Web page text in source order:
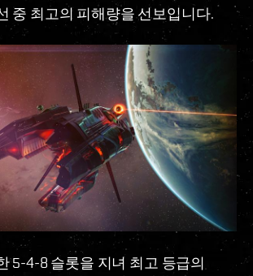
중 최고의 피해량을 선보입니다.
5-4-8 슬롯을 지녀 최고 등급의